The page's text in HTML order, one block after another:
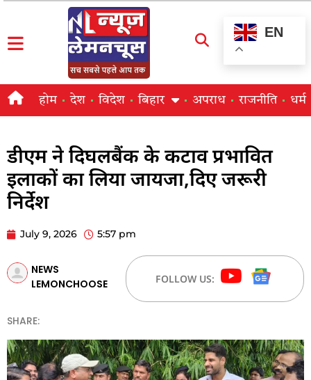
EN
होम देश विदेश बिहार अपराध राजनीति धर्म
डीएम ने दिघलबैंक के कटाव प्रभावित
इलाकों का लिया जायजा,दिए जरूरी
निर्देश
July 9, 2026 5:57 pm
NEWS
LEMONCHOOSE
FOLLOW US:
SHARE: